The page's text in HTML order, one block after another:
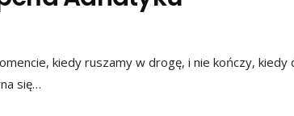
kiedy ruszamy w drogę, i nie kończy, kiedy
się…